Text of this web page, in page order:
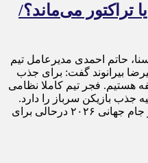
تراکتور می‌ماند؟/
حاتم احمدی مدیرعامل تیم
بیرانوند گفت: برای جذب
هستیم. فجر تیم کاملا نظامی
۳۰ درصد سهمیه جذب بازیکن سرباز را دارد.
علیرضا بیرانوند، بعد از درخشش در جام جهانی ۲۰۲۶ درحالی برای